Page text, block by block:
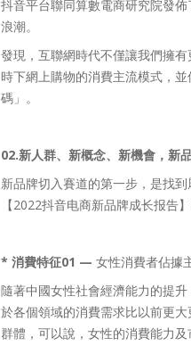
抖音平台聯同算數電商研究院發
浪潮。
發現，互聯網時代不僅讓我們擁
時下網上購物的消費主流模式，
碼」。
02.新人群、新概念、新機會，新
新品牌切入賽道的第一步，是找
【2022抖音电商新品牌成长报告
* 消費特征01 — 女性消費者佔據
隨著中國女性社會經濟能力的提
於各個領域的消費需求比以前更
群體，可以說，女性的消費能力